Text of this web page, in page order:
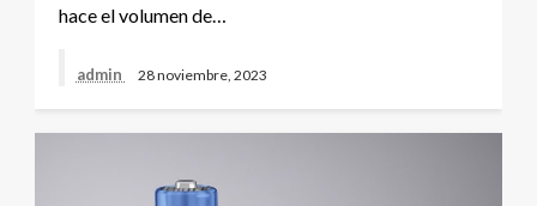
hace el volumen de…
admin 28 noviembre, 2023